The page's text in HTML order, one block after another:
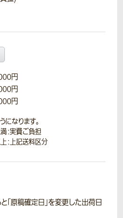
円
円
円
になります。
：実費ご負担
：上記送料区分
「原稿確定日」を変更した出荷日